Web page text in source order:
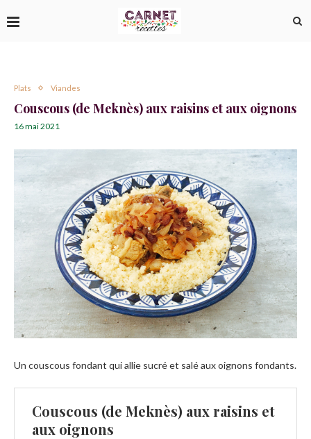
Plats Viandes
Couscous (de Meknès) aux raisins et aux oignons
16 mai 2021
Un couscous fondant qui allie sucré et salé aux oignons fondants.
Couscous (de Meknès) aux raisins et
aux oignons